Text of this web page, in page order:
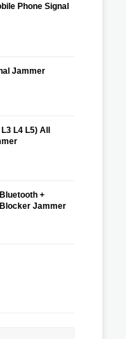
Phone Signal
Jammer
L4 L5) All
+
Jammer